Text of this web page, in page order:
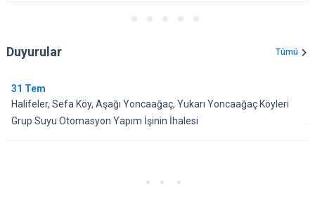
Duyurular Tümü
31 Tem
Halifeler, Sefa Köy, Aşağı Yoncaağaç, Yukarı Yoncaağaç Köyleri
Grup Suyu Otomasyon Yapım İşinin İhalesi